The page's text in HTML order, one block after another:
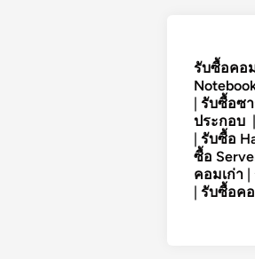
รับซื้อคอ
| รับซื้อซ
ประกอบ |
| รับซื้อ
ซื้อ
คอมเก่า |
| รับซื้อค